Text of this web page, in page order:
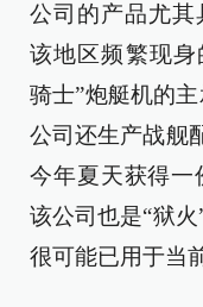
公司的产品尤其
该地区频繁现身
骑士”炮艇机的
公司还生产战舰
今年夏天获得一
该公司也是“狱
很可能已用于当